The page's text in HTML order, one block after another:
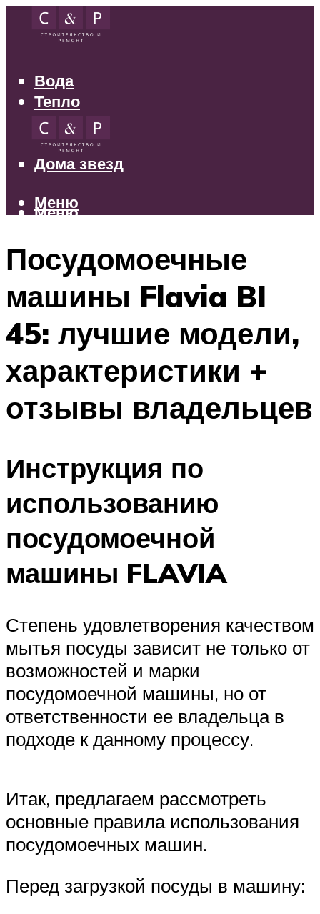
Вода
Тепло
Электрика
Свет
Дома звезд
Меню
Меню
Посудомоечные
машины Flavia BI
45: лучшие модели,
характеристики +
отзывы владельцев
Инструкция по
использованию
посудомоечной
машины FLAVIA
Степень удовлетворения качеством
мытья посуды зависит не только от
возможностей и марки
посудомоечной машины, но от
ответственности ее владельца в
подходе к данному процессу.
Итак, предлагаем рассмотреть
основные правила использования
посудомоечных машин.
Перед загрузкой посуды в машину: